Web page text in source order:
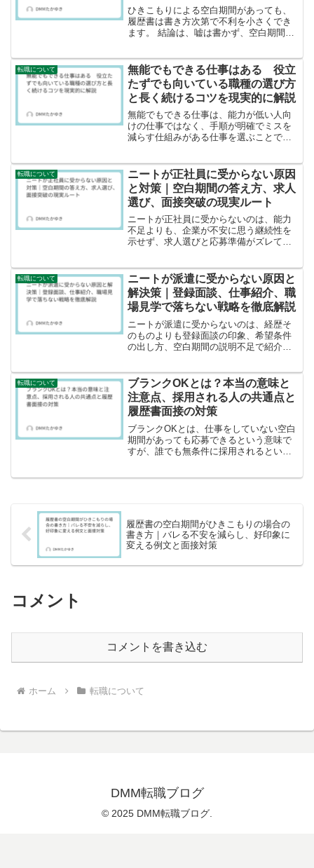
策
ひきこもりによる空白期間があっても、
履歴書は書き方次第で不利を小さくでき
ます。 結論は、嘘は書かず、空白期間中
着の根拠を示すことです。 本文では、履
歴書のどこに書くか...
転職について
無能でもできる仕事はある 役立
たずでも向いている職種の選び方
と長く続けるコツを現実的に解説
無能でもできる仕事は、能力が低い人向
けの仕事ではなく、手順が明確でミスを
減らす仕組みがある仕事を選ぶことで見
って不安を減らし、段階的に選択肢を増
やすのが最短です。 こ...
転職について
ニートが正社員に受からない原因
と対策｜空白期間の答え方、求人
選び、面接突破の現実ルート
ニートが正社員に受からないのは、能力
不足よりも、企業が不安に思う継続性を
示せず、求人選びと応募準備がズレてい
を型で作り、応募数を確保し、必要なら
支援機関を併用すれば...
転職について
ニートが派遣に受からない原因と
解決策｜登録面談、仕事紹介、職
場見学で落ちない戦略を徹底解説
ニートが派遣に受からないのは、経歴そ
のものよりも登録面談の印象、希望条件
の出し方、空白期間の説明不足で紹介が
実ラインに調整し、連絡速度と意欲を示
せば、派遣は社会復帰の...
転職について
ブランクOKとは？本当の意味と
注意点、採用される人の共通点と
履歴書面接の対策
ブランクOKとは、仕事をしていない空白
期間があっても応募できるという意味で
すが、誰でも無条件に採用されるという
履歴書の空白期間がひきこもりの場合の
書き方｜バレる不安を減らし、好印象に
変える例文と面接対策
コメント
コメントを書き込む
ホーム 転職について
DMM転職ブログ
© 2025 DMM転職ブログ.